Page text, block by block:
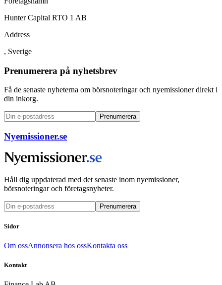
Hunter Capital RTO 1 AB
Address
, Sverige
Prenumerera på nyhetsbrev
Få de senaste nyheterna om börsnoteringar och nyemissioner direkt i
din inkorg.
Prenumerera
Nyemissioner.se
Håll dig uppdaterad med det senaste inom nyemissioner,
börsnoteringar och företagsnyheter.
Prenumerera
Sidor
Om ossAnnonsera hos ossKontakta oss
Kontakt